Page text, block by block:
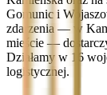
Gomunic i
zdarzenia — w
mieście —
Działamy w 16
logistycznej.